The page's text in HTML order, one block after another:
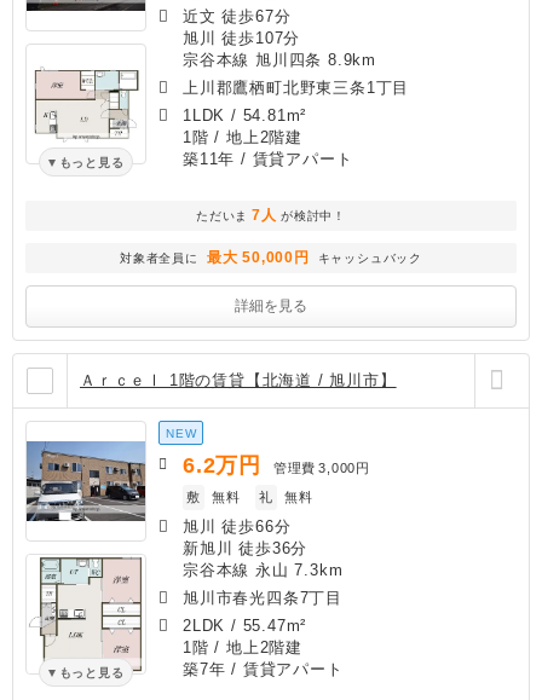
もっと見る
近文 徒歩67分
旭川 徒歩107分
宗谷本線 旭川四条 8.9km
上川郡鷹栖町北野東三条1丁目
1LDK / 54.81m²
1階 / 地上2階建
築11年 / 賃貸アパート
ただいま 7人 が検討中！
対象者全員に 最大 50,000円 キャッシュバック
詳細を見る
ＡｒｃｅⅠ 1階の賃貸【北海道 / 旭川市】
もっと見る
NEW
6.2万円 管理費 3,000円
敷
無料 礼 無料
旭川 徒歩66分
新旭川 徒歩36分
宗谷本線 永山 7.3km
旭川市春光四条7丁目
2LDK / 55.47m²
1階 / 地上2階建
築7年 / 賃貸アパート